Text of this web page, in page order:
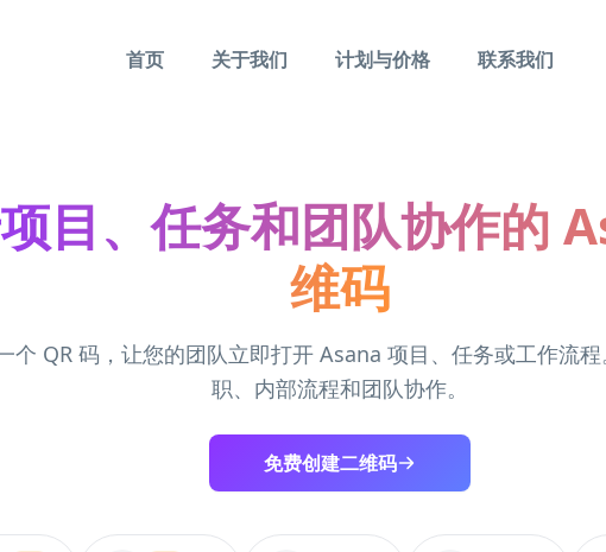
首页
关于我们 计划与价格 联系我们
目、任务和团队协作的
维码
个 QR 码，让您的团队立即打开 Asana 项目、任务或工作流
职、内部流程和团队协作。
免费创建二维码